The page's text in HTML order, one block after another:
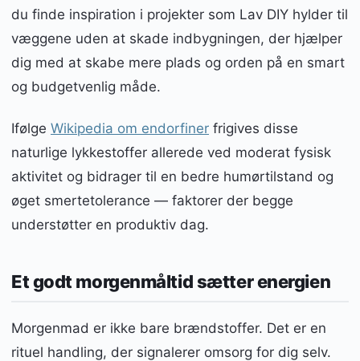
du finde inspiration i projekter som Lav DIY hylder til
væggene uden at skade indbygningen, der hjælper
dig med at skabe mere plads og orden på en smart
og budgetvenlig måde.
Ifølge Wikipedia om endorfiner frigives disse
naturlige lykkestoffer allerede ved moderat fysisk
aktivitet og bidrager til en bedre humørtilstand og
øget smertetolerance — faktorer der begge
understøtter en produktiv dag.
Et godt morgenmåltid sætter energien
Morgenmad er ikke bare brændstoffer. Det er en
rituel handling, der signalerer omsorg for dig selv.